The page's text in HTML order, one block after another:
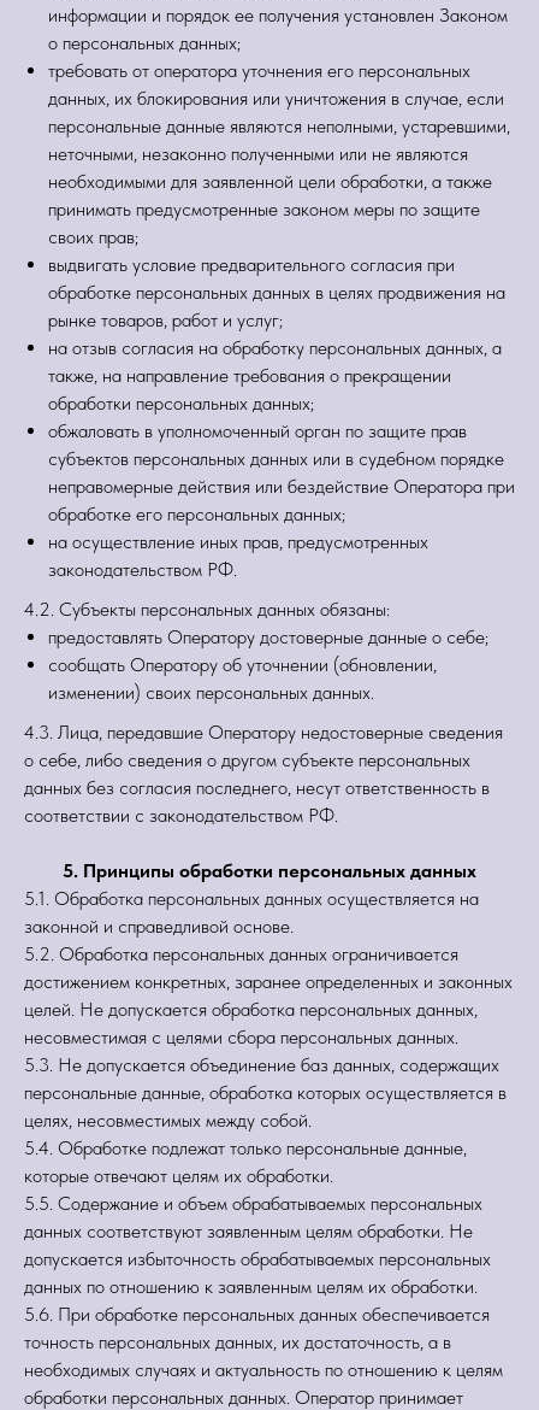
информации и порядок ее получения установлен Законом
о персональных данных;
требовать от оператора уточнения его персональных
данных, их блокирования или уничтожения в случае, если
персональные данные являются неполными, устаревшими,
неточными, незаконно полученными или не являются
необходимыми для заявленной цели обработки, а также
принимать предусмотренные законом меры по защите
своих прав;
выдвигать условие предварительного согласия при
обработке персональных данных в целях продвижения на
рынке товаров, работ и услуг;
на отзыв согласия на обработку персональных данных, а
также, на направление требования о прекращении
обработки персональных данных;
обжаловать в уполномоченный орган по защите прав
субъектов персональных данных или в судебном порядке
неправомерные действия или бездействие Оператора при
обработке его персональных данных;
на осуществление иных прав, предусмотренных
законодательством РФ.
4.2. Субъекты персональных данных обязаны:
предоставлять Оператору достоверные данные о себе;
сообщать Оператору об уточнении (обновлении,
изменении) своих персональных данных.
4.3. Лица, передавшие Оператору недостоверные сведения
о себе, либо сведения о другом субъекте персональных
данных без согласия последнего, несут ответственность в
соответствии с законодательством РФ.
5. Принципы обработки персональных данных
5.1. Обработка персональных данных осуществляется на
законной и справедливой основе.
5.2. Обработка персональных данных ограничивается
достижением конкретных, заранее определенных и законных
целей. Не допускается обработка персональных данных,
несовместимая с целями сбора персональных данных.
5.3. Не допускается объединение баз данных, содержащих
персональные данные, обработка которых осуществляется в
целях, несовместимых между собой.
5.4. Обработке подлежат только персональные данные,
которые отвечают целям их обработки.
5.5. Содержание и объем обрабатываемых персональных
данных соответствуют заявленным целям обработки. Не
допускается избыточность обрабатываемых персональных
данных по отношению к заявленным целям их обработки.
5.6. При обработке персональных данных обеспечивается
точность персональных данных, их достаточность, а в
необходимых случаях и актуальность по отношению к целям
обработки персональных данных. Оператор принимает